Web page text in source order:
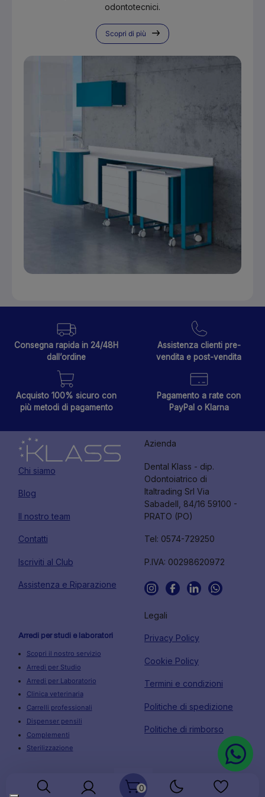
odontotecnici.
Scopri di più
0
Consegna rapida in 24/48H
dall’ordine
Assistenza clienti pre-
vendita e post-vendita
Acquisto 100% sicuro con
più metodi di pagamento
Pagamento a rate con
PayPal o Klarna
Chi siamo
Blog
Il nostro team
Contatti
Iscriviti al Club
Assistenza e Riparazione
Azienda
Dental Klass - dip.
Odontoiatrico di
Italtrading Srl Via
Sabadell, 84/16 59100 -
PRATO (PO)
Tel: 0574-729250
P.IVA: 00298620972
Arredi per studi e laboratori
Scopri il nostro servizio
Arredi per Studio
Arredi per Laboratorio
Clinica veterinaria
Carrelli professionali
Dispenser pensili
Complementi
Sterilizzazione
Legali
Privacy Policy
Cookie Policy
Termini e condizioni
Politiche di spedizione
Politiche di rimborso